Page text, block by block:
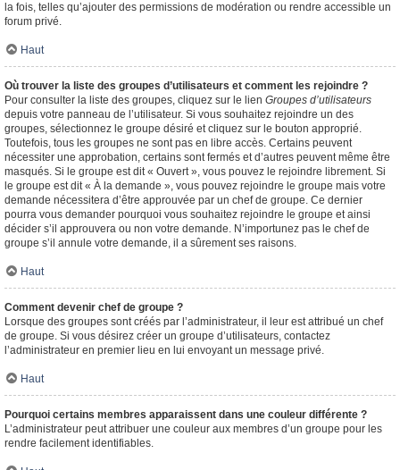
la fois, telles qu’ajouter des permissions de modération ou rendre accessible un
forum privé.
Haut
Où trouver la liste des groupes d’utilisateurs et comment les rejoindre ?
Pour consulter la liste des groupes, cliquez sur le lien Groupes d’utilisateurs
depuis votre panneau de l’utilisateur. Si vous souhaitez rejoindre un des
groupes, sélectionnez le groupe désiré et cliquez sur le bouton approprié.
Toutefois, tous les groupes ne sont pas en libre accès. Certains peuvent
nécessiter une approbation, certains sont fermés et d’autres peuvent même être
masqués. Si le groupe est dit « Ouvert », vous pouvez le rejoindre librement. Si
le groupe est dit « À la demande », vous pouvez rejoindre le groupe mais votre
demande nécessitera d’être approuvée par un chef de groupe. Ce dernier
pourra vous demander pourquoi vous souhaitez rejoindre le groupe et ainsi
décider s’il approuvera ou non votre demande. N’importunez pas le chef de
groupe s’il annule votre demande, il a sûrement ses raisons.
Haut
Comment devenir chef de groupe ?
Lorsque des groupes sont créés par l’administrateur, il leur est attribué un chef
de groupe. Si vous désirez créer un groupe d’utilisateurs, contactez
l’administrateur en premier lieu en lui envoyant un message privé.
Haut
Pourquoi certains membres apparaissent dans une couleur différente ?
L’administrateur peut attribuer une couleur aux membres d’un groupe pour les
rendre facilement identifiables.